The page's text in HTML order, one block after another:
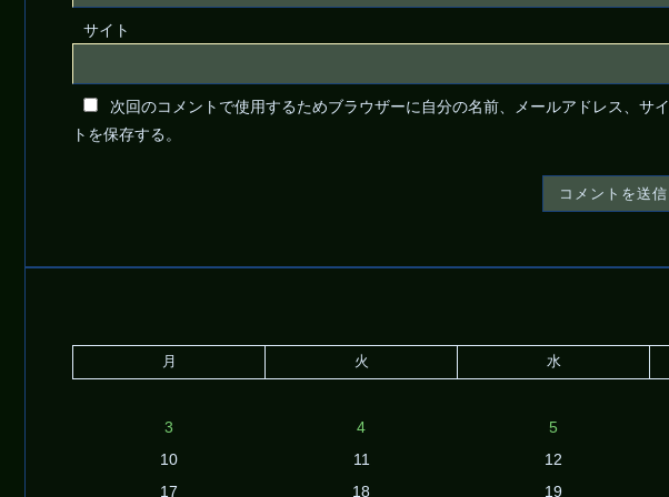
サイト
次回のコメントで使用するためブラウザーに自分の名前、メールアドレス、サイ
トを保存する。
月 火 水
3
4 5
10
11 12
17
18 19